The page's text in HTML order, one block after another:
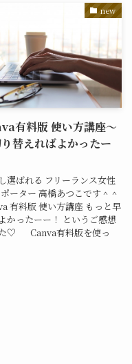
new
有料版 使い方講座～
替えればよかったー
選ばれる フリーランス女性
ーター 高橋あつこです＾＾
有料版 使い方講座 もっと早
かったーー！ というご感想
た♡ Canva有料版を使っ